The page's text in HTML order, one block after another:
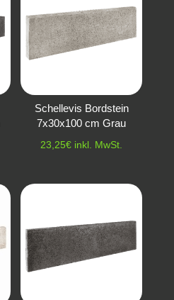
Schellevis Bordstein
7x30x100 cm Grau
23,25€ inkl. MwSt.